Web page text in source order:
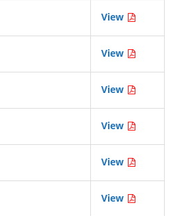
View
View
View
View
View
View